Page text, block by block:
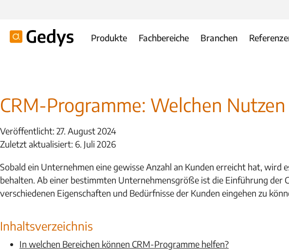
Produkte Fachbereiche Branchen
CRM-Programme: Welchen
Veröffentlicht: 27. August 2024
Zuletzt aktualisiert: 6. Juli 2026
Sobald ein Unternehmen eine gewisse Anzahl an Kunden erreicht hat, wird
behalten. Ab einer bestimmten Unternehmensgröße ist die Einführung der
verschiedenen Eigenschaften und Bedürfnisse der Kunden eingehen zu
Inhaltsverzeichnis
In welchen Bereichen können CRM-Programme helfen?